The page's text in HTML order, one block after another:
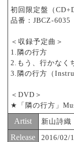
初回限定盤（
品番：JBCZ-6035
＜収録予定曲＞
1.隣の行方
2.もう、行かなく
3.隣の行方（
＜DVD＞
★「隣の行方」
Artist 新山詩織
Release 2016/02/